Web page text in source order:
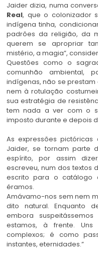
Jaider dizia, numa
Real, que o colonizador
indígena tinha,
padrões da religião, da
querem se apropriar
mistério, a magia”,
Questões como o
comunhão ambiental,
indígenas, não se
nem à rotulação
sua estratégia de
tem nada a ver com o
imposto durante e depois
As expressões
Jaider, se tornam parte
espírito, por assim
escreveu, num dos textos
escrito para o catálogo
éramos.
Amávamo-nos sem nem
dito natural. Enquanto
embora
estamos, à frente.
complexos; é como
instantes, eternidades.”